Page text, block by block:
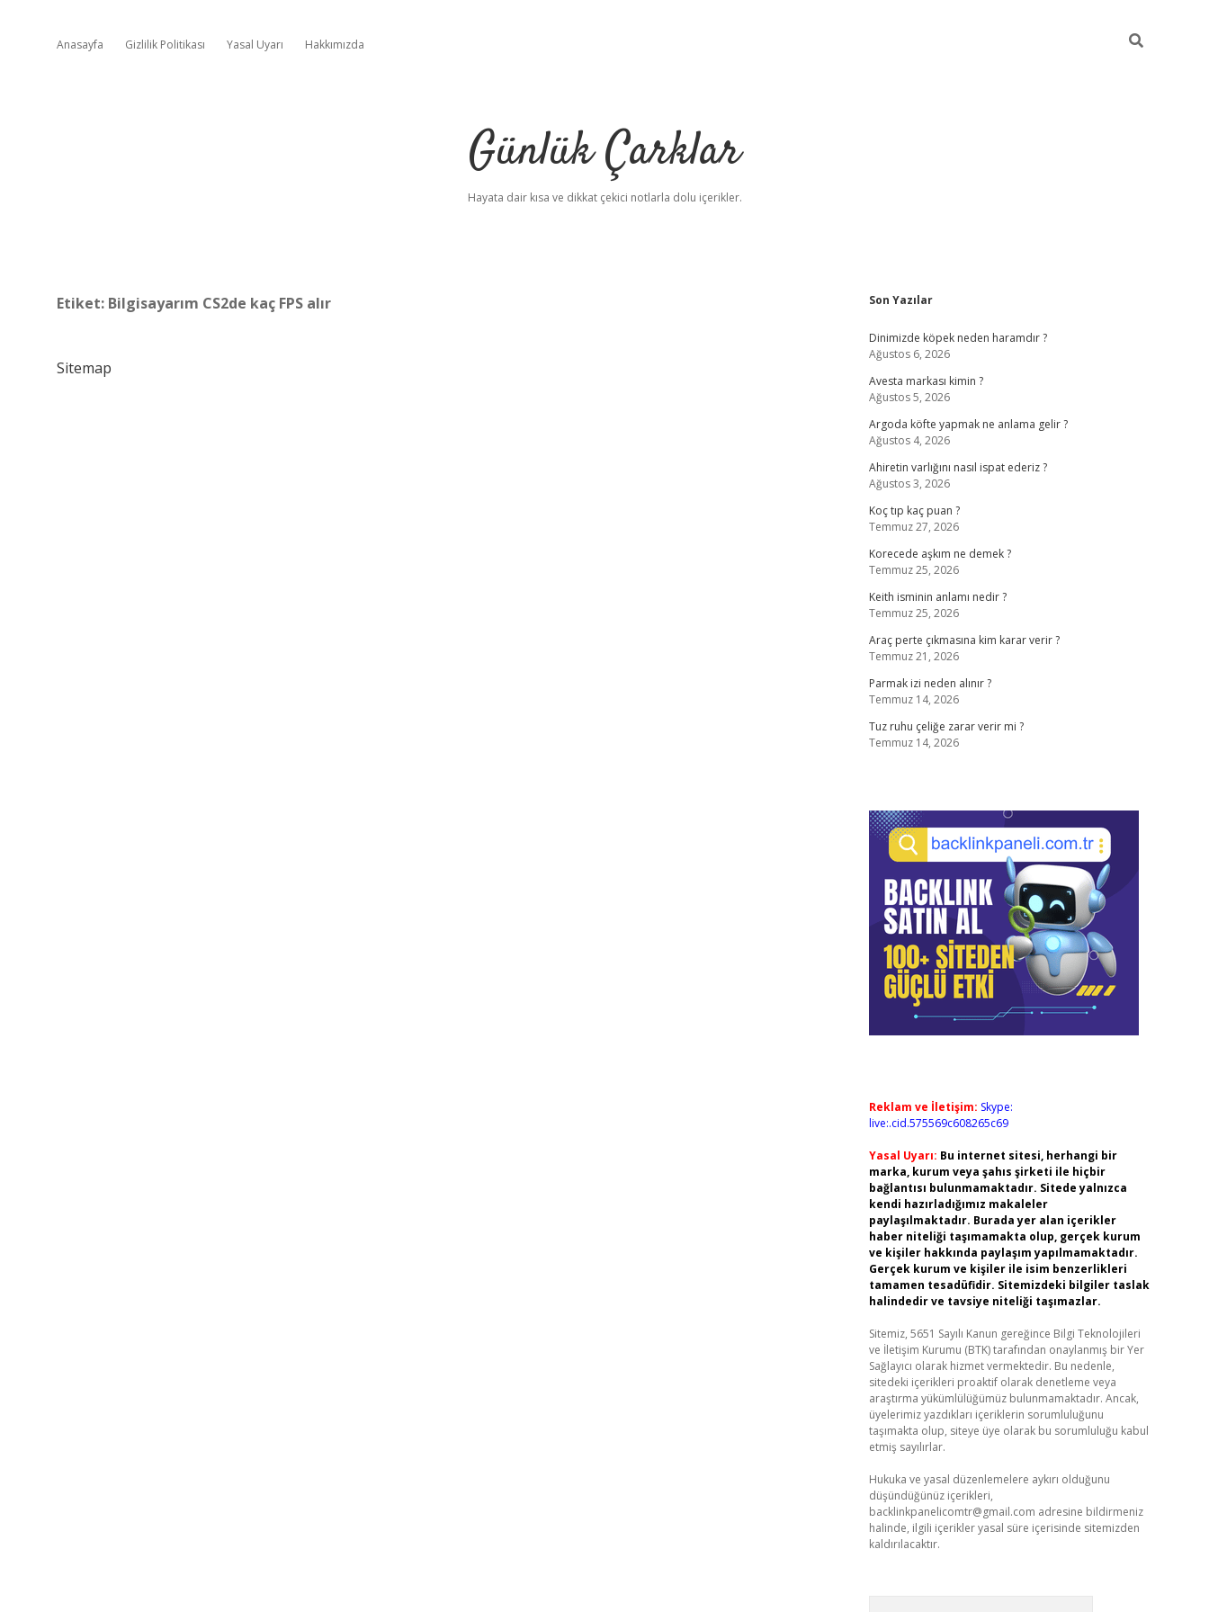
Anasayfa Gizlilik Politikası Yasal Uyarı Hakkımızda
Günlük Çarklar
Hayata dair kısa ve dikkat çekici notlarla dolu içerikler.
Etiket: Bilgisayarım CS2de kaç FPS alır
Sitemap
Sidebar
Son Yazılar
Dinimizde köpek neden haramdır ?
Ağustos 6, 2026
Avesta markası kimin ?
Ağustos 5, 2026
Argoda köfte yapmak ne anlama gelir ?
Ağustos 4, 2026
Ahiretin varlığını nasıl ispat ederiz ?
Ağustos 3, 2026
Koç tıp kaç puan ?
Temmuz 27, 2026
Korecede aşkım ne demek ?
Temmuz 25, 2026
Keith isminin anlamı nedir ?
Temmuz 25, 2026
Araç perte çıkmasına kim karar verir ?
Temmuz 21, 2026
Parmak izi neden alınır ?
Temmuz 14, 2026
Tuz ruhu çeliğe zarar verir mi ?
Temmuz 14, 2026
Reklam ve İletişim: Skype:
live:.cid.575569c608265c69
Yasal Uyarı: Bu internet sitesi, herhangi bir
marka, kurum veya şahıs şirketi ile hiçbir
bağlantısı bulunmamaktadır. Sitede yalnızca
kendi hazırladığımız makaleler
paylaşılmaktadır. Burada yer alan içerikler
haber niteliği taşımamakta olup, gerçek kurum
ve kişiler hakkında paylaşım yapılmamaktadır.
Gerçek kurum ve kişiler ile isim benzerlikleri
tamamen tesadüfidir. Sitemizdeki bilgiler taslak
halindedir ve tavsiye niteliği taşımazlar.
Sitemiz, 5651 Sayılı Kanun gereğince Bilgi Teknolojileri
ve İletişim Kurumu (BTK) tarafından onaylanmış bir Yer
Sağlayıcı olarak hizmet vermektedir. Bu nedenle,
sitedeki içerikleri proaktif olarak denetleme veya
araştırma yükümlülüğümüz bulunmamaktadır. Ancak,
üyelerimiz yazdıkları içeriklerin sorumluluğunu
taşımakta olup, siteye üye olarak bu sorumluluğu kabul
etmiş sayılırlar.
Hukuka ve yasal düzenlemelere aykırı olduğunu
düşündüğünüz içerikleri,
backlinkpanelicomtr@gmail.com adresine bildirmeniz
halinde, ilgili içerikler yasal süre içerisinde sitemizden
kaldırılacaktır.
ilbet güncel giriş adresi